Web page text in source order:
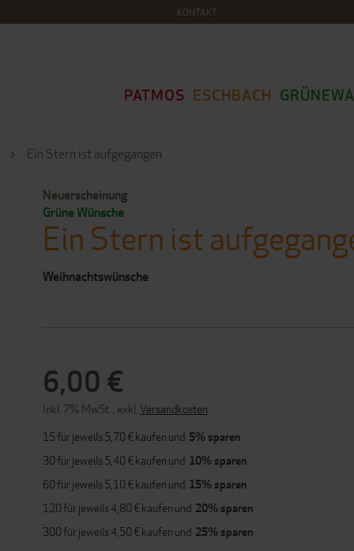
KONTAKT
PATMOS ESCHBACH
Ein Stern ist aufgegangen
Neuerscheinung
Grüne Wünsche
Ein Stern ist
Weihnachtswünsche
6,00 €
Inkl. 7% MwSt. , exkl. Versandkosten
15 für jeweils5,70 € kaufen und 5% sparen
30 für jeweils5,40 € kaufen und 10% sparen
60 für jeweils5,10 € kaufen und 15% sparen
120 für jeweils4,80 € kaufen und 20% sparen
300 für jeweils4,50 € kaufen und 25% sparen